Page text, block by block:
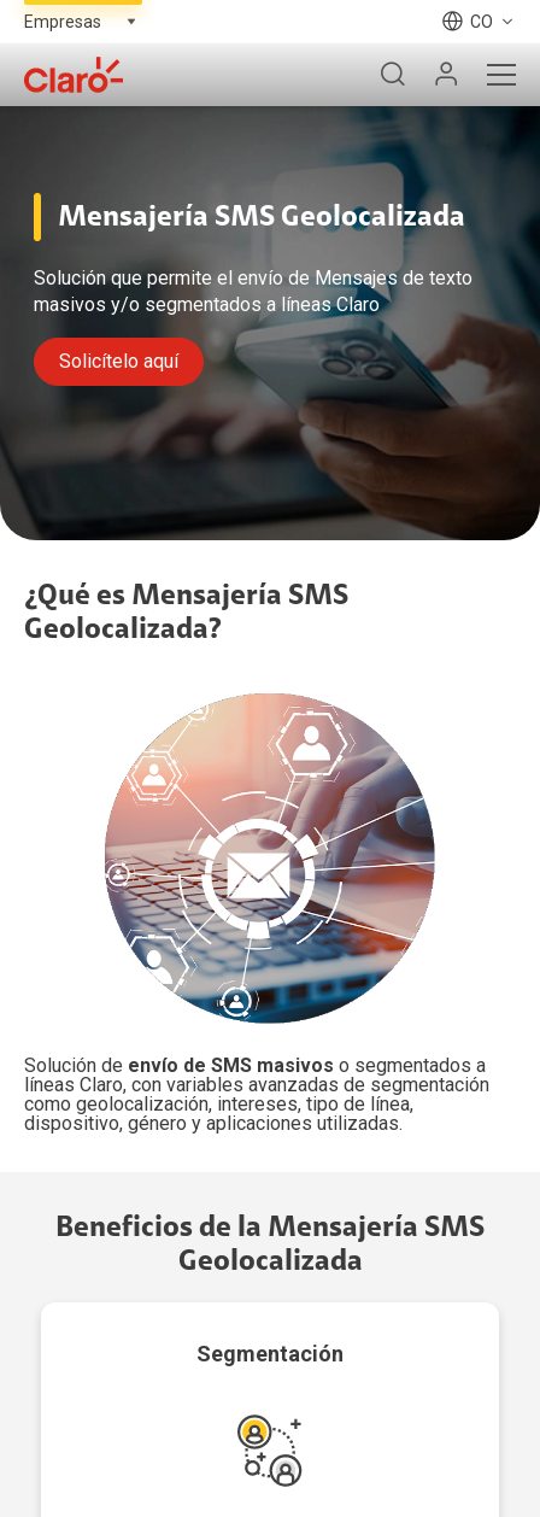
CO
Mensajería SMS Geolocalizada
Solución que permite el envío de Mensajes de texto
masivos y/o segmentados a líneas Claro
Solicítelo aquí
¿Qué es Mensajería SMS
Geolocalizada?
Solución de envío de SMS masivos o segmentados a
líneas Claro, con variables avanzadas de segmentación
como geolocalización, intereses, tipo de línea,
dispositivo, género y aplicaciones utilizadas.
Beneficios de la Mensajería SMS
Geolocalizada
Segmentación